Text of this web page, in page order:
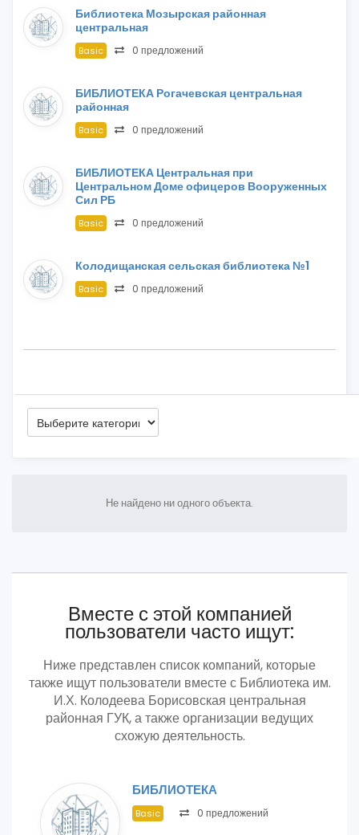
Библиотека Мозырская районная
центральная
Basic 0 предложений
БИБЛИОТЕКА Рогачевская центральная
районная
Basic 0 предложений
БИБЛИОТЕКА Центральная при
Центральном Доме офицеров Вооруженных
Сил РБ
Basic 0 предложений
Колодищанская сельская библиотека №1
Basic 0 предложений
Не найдено ни одного объекта.
Вместе с этой компанией
пользователи часто ищут:
Ниже представлен список компаний, которые
также ищут пользователи вместе с Библиотека им.
И.Х. Колодеева Борисовская центральная
районная ГУК, а также организации ведущих
схожую деятельность.
БИБЛИОТЕКА
Basic 0 предложений